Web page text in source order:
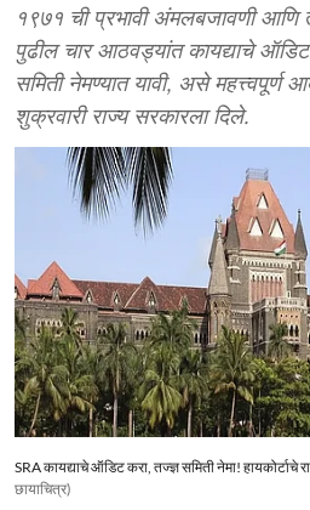
१९७१ ची प्रभावी अंमलबजावणी आणि
पुढील चार आठवड्यांत कायद्याचे ऑडिट
समिती नेमण्यात यावी, असे महत्त्वपूर्ण
शुक्रवारी राज्य सरकारला दिले.
SRA कायद्याचे ऑडिट करा, तज्ज्ञ समिती नेमा!
छायाचित्र)